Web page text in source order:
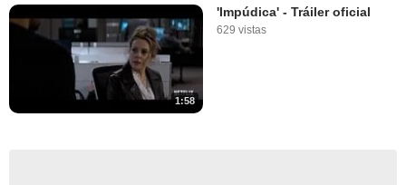
1:58
'Impúdica' - Tráiler oficial
629 vistas